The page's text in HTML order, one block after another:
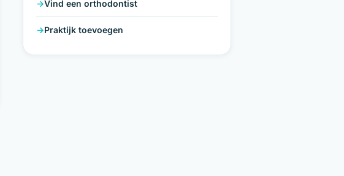
Vind een orthodontist
Praktijk toevoegen